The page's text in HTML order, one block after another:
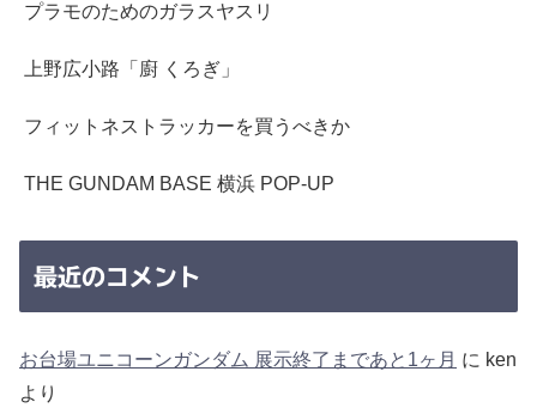
プラモのためのガラスヤスリ
上野広小路「廚 くろぎ」
フィットネストラッカーを買うべきか
THE GUNDAM BASE 横浜 POP-UP
最近のコメント
お台場ユニコーンガンダム 展示終了まであと1ヶ月 に ken
より